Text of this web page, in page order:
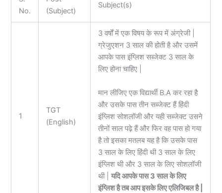
No.
(Subject)
Subject(s)
1
TGT
(English)
3 वर्षों में एक विषय के रूप में अंग्रेजी |
ग्रेजुएशन 3 साल की होती है और उसमें
आपके पास इंग्लिश सब्जेक्ट 3 साल के
लिए होना चाहिए |
मान लीजिए एक विद्यार्थी B.A कर रहा है
और उसके पास तीन सब्जेक्ट हैं हिंदी
इंग्लिश सोशलॉजी और यही सब्जेक्ट उसने
तीनों साल पढ़े हैं और फिर वह पास हो गया
है तो इसका मतलब यह है कि उसके पास
3 साल के लिए हिंदी थी 3 साल के लिए
इंग्लिश थी और 3 साल के लिए सोशलॉजी
थी |यदि आपके पास 3 साल के लिए
इंग्लिश है तब आप इसके लिए एलिजिबल है |